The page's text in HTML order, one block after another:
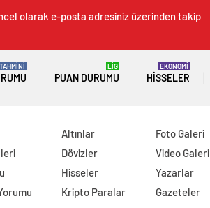
olarak e-posta adresiniz üzerinden takip
TAHMİNİ
PUAN DURUMU
LİG
HISSELER
EKONOMİ
Altınlar
Dövizler
Hisseler
Kripto Paralar
Foto Galeri
Video Galeri
Yazarlar
Gazeteler